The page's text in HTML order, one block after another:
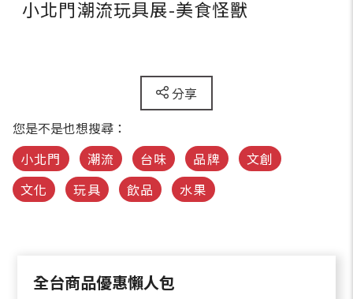
小北門潮流玩具展-美食怪獸
分享
您是不是也想搜尋：
小北門
潮流 台味 品牌
文創
文化
玩具 飲品 水果
全台商品優惠懶人包